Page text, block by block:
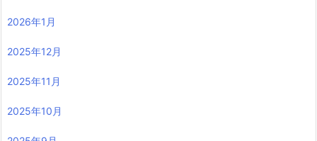
2026年1月
2025年12月
2025年11月
2025年10月